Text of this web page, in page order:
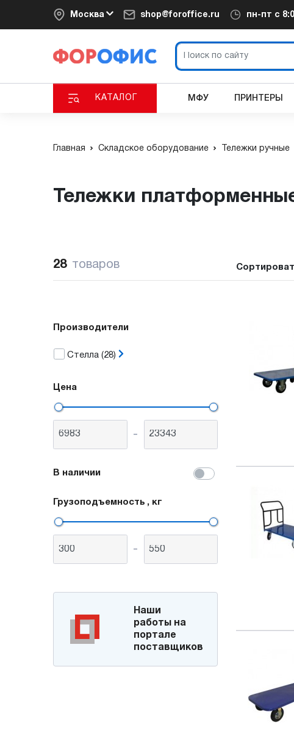
Москва shop@foroffice.ru пн-пт с
КАТАЛОГ МФУ ПРИНТЕРЫ
Главная Складское оборудование Тележки ручные
Тележки
28 товаров
Производители
Стелла (28)
Цена
-
В наличии
Грузоподъемность , кг
-
Наши
работы на
портале
поставщиков